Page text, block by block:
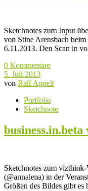
Sketchnotes zum Input
von Stine Arensbach
6.11.2013. Den Scan in
0 Kommentare
5. Juli 2013
von Ralf Appelt
Portfolio
Sketchnote
Sketchnotes zum
(@annalena) in der
Größen des Bildes gibt es